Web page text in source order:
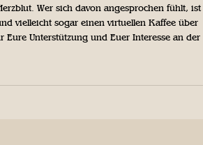
Wer sich davon angesprochen fühlt, ist
vielleicht sogar einen virtuellen Kaffee über
Unterstützung und Euer Interesse an der